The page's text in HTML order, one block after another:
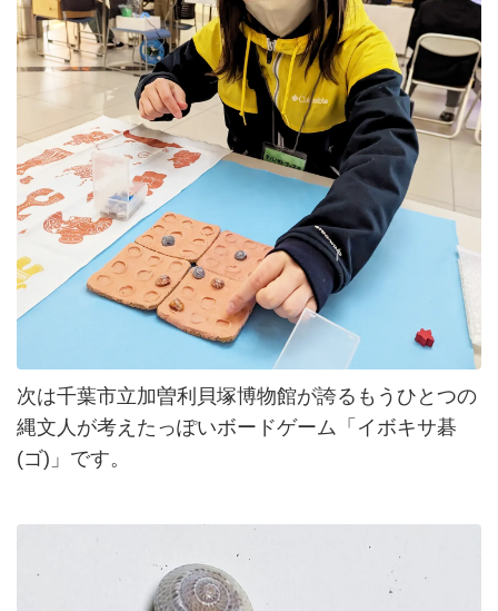
次は千葉市立加曽利貝塚博物館が誇るもうひとつの
縄文人が考えたっぽいボードゲーム「イボキサ碁
(ゴ)」です。